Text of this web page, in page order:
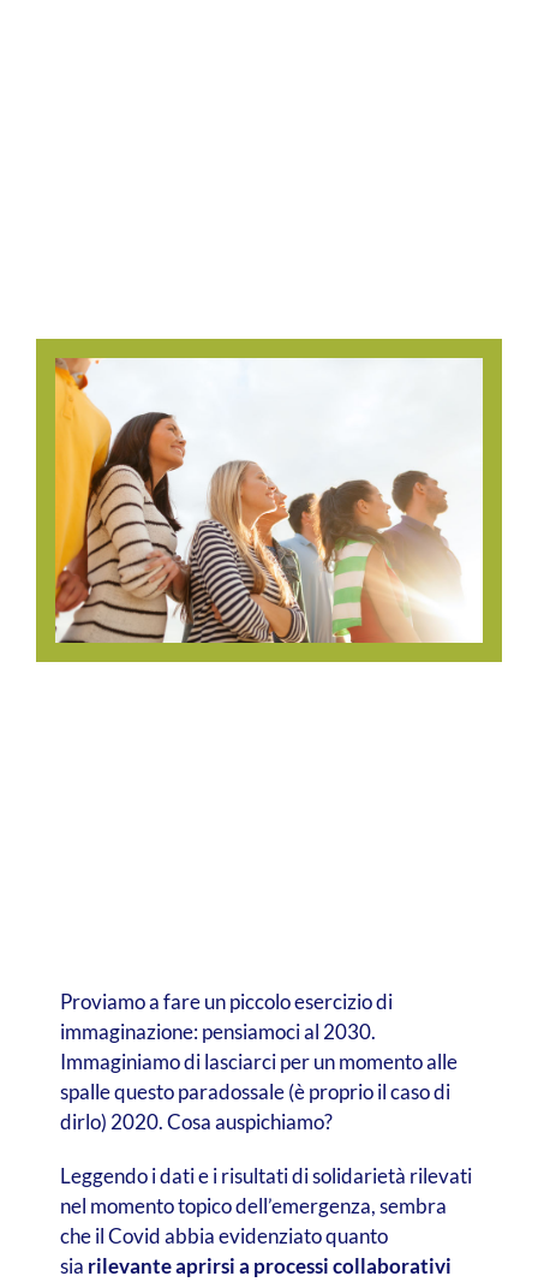
Proviamo a fare un piccolo esercizio di
immaginazione: pensiamoci al 2030.
Immaginiamo di lasciarci per un momento alle
spalle questo paradossale (è proprio il caso di
dirlo) 2020. Cosa auspichiamo?
Leggendo i dati e i risultati di solidarietà rilevati
nel momento topico dell’emergenza, sembra
che il Covid abbia evidenziato quanto
sia rilevante aprirsi a processi collaborativi